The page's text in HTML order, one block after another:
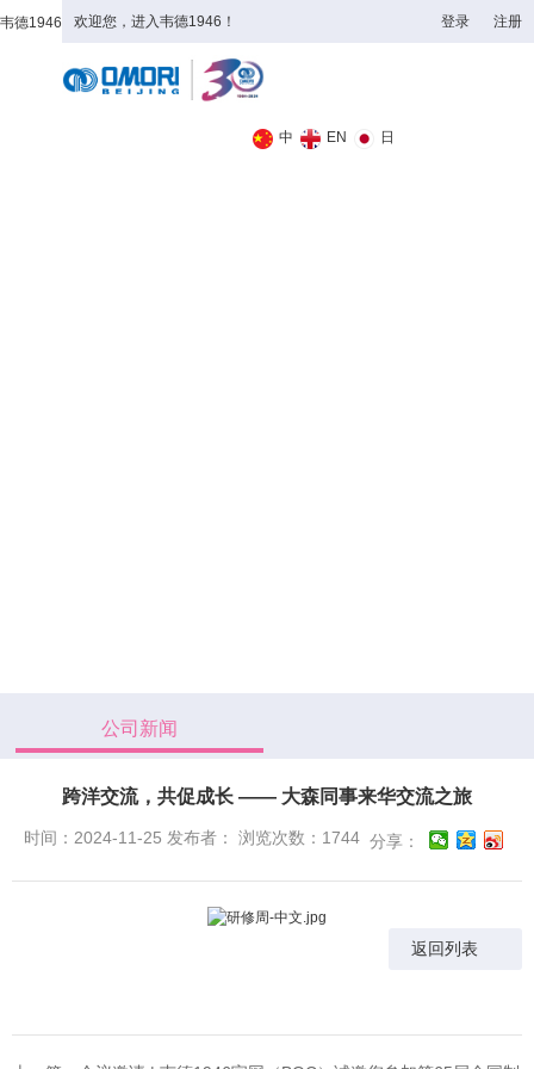
韦德1946 欢迎您，进入韦德1946！ 登录 注册
中 EN 日
公司新闻
跨洋交流，共促成长 —— 大森同事来华交流之旅
时间：2024-11-25 发布者： 浏览次数：1744 分享：
返回列表